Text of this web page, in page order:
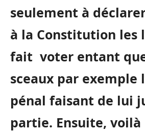
seulement à
à la Constitution les
fait voter entant
sceaux par exemple
pénal faisant de lui
partie. Ensuite, voilà